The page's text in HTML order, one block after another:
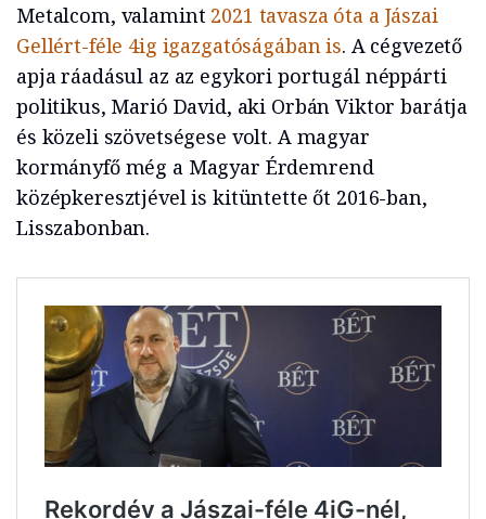
Metalcom, valamint 2021 tavasza óta a Jászai
Gellért-féle 4ig igazgatóságában is. A cégvezető
apja ráadásul az az egykori portugál néppárti
politikus, Marió David, aki Orbán Viktor barátja
és közeli szövetségese volt. A magyar
kormányfő még a Magyar Érdemrend
középkeresztjével is kitüntette őt 2016-ban,
Lisszabonban.